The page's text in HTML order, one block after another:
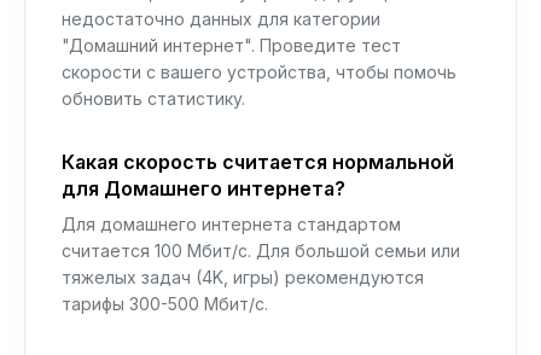
недостаточно данных для категории
"Домашний интернет". Проведите тест
скорости с вашего устройства, чтобы помочь
обновить статистику.
Какая скорость считается нормальной
для Домашнего интернета?
Для домашнего интернета стандартом
считается 100 Мбит/с. Для большой семьи или
тяжелых задач (4K, игры) рекомендуются
тарифы 300-500 Мбит/с.